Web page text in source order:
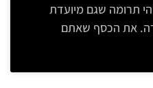
תרומה שגם מיועדת
את הכסף שאתם